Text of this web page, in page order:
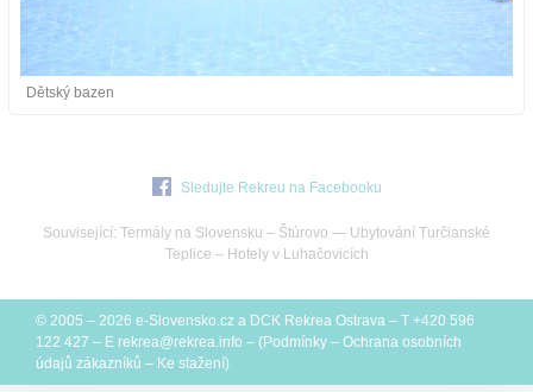
Dětský bazen
Sledujte Rekreu na Facebooku
Související: Termály na Slovensku – Štúrovo — Ubytování Turčianské
Teplice – Hotely v Luhačovicích
© 2005 – 2026 e-Slovensko.cz a DCK Rekrea Ostrava – T +420 596
122 427 – E rekrea@rekrea.info – (Podmínky – Ochrana osobních
údajů zákazníků – Ke stažení)